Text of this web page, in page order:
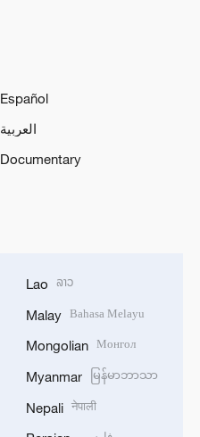
Español
العربية
Documentary
Lao ລາວ
Malay Bahasa Melayu
Mongolian Монгол
Myanmar မြန်မာဘာသာ
Nepali नेपाली